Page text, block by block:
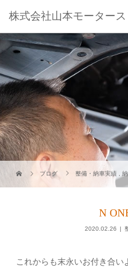
株式会社山本モータース
ブログ 整備・納車実績 ,
N
2020.02.26
これからも末永いお付き合い